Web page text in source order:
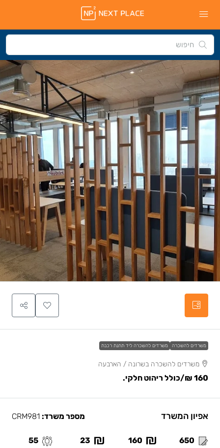
משרדים להשכרה משרדים להשכרה ליד תחנת רכבת
משרדים להשכרה בשרונה / הארבעה
160 ₪ /כולל ריהוט חלקי.
אפיון המשרד מספר משרד:
650
160
23
55